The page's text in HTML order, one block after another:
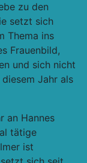
zu den
setzt sich
Thema ins
Frauenbild,
und sich nicht
Jahr als
an Hannes
tätige
ist